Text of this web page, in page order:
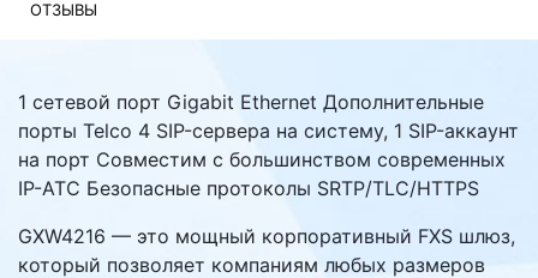
ОТЗЫВЫ
1 сетевой порт Gigabit Ethernet Дополнительные
порты Telco 4 SIP-сервера на систему, 1 SIP-аккаунт
на порт Совместим с большинством современных
IP-АТС Безопасные протоколы SRTP/TLC/HTTPS
GXW4216 — это мощный корпоративный FXS шлюз,
который позволяет компаниям любых размеров